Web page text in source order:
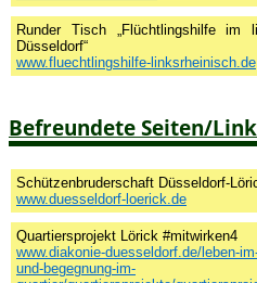
Runder Tisch „Flüchtlingshilfe im
Düsseldorf“
www.fluechtlingshilfe-linksrheinisch.de
Befreundete Seiten/
Schützenbruderschaft Düsseldorf-
www.duesseldorf-loerick.de
Quartiersprojekt Lörick #mitwirken4
www.diakonie-duesseldorf.de/leben-
und-begegnung-im-